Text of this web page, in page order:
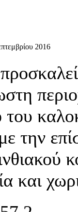
2016
του
την
και